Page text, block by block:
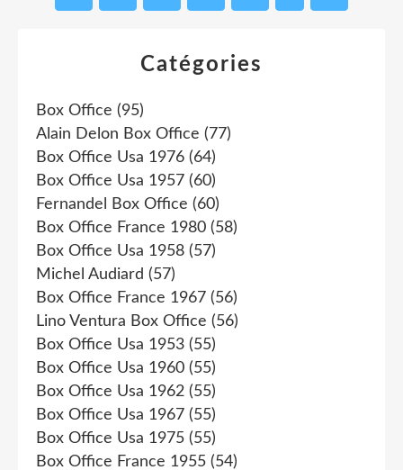
Catégories
Box Office (95)
Alain Delon Box Office (77)
Box Office Usa 1976 (64)
Box Office Usa 1957 (60)
Fernandel Box Office (60)
Box Office France 1980 (58)
Box Office Usa 1958 (57)
Michel Audiard (57)
Box Office France 1967 (56)
Lino Ventura Box Office (56)
Box Office Usa 1953 (55)
Box Office Usa 1960 (55)
Box Office Usa 1962 (55)
Box Office Usa 1967 (55)
Box Office Usa 1975 (55)
Box Office France 1955 (54)